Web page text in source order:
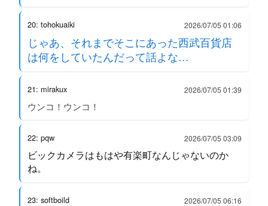
20: tohokuaiki 2026/07/05 01:06
じゃあ、それまでそこにあった西武百貨店
は何をしていたんだって話よな…
21: mirakux 2026/07/05 01:39
ウンコ！ウンコ！
22: pqw 2026/07/05 03:09
ビックカメラはもはや有楽町なんじゃないのか
ね。
23: softboild 2026/07/05 06:16